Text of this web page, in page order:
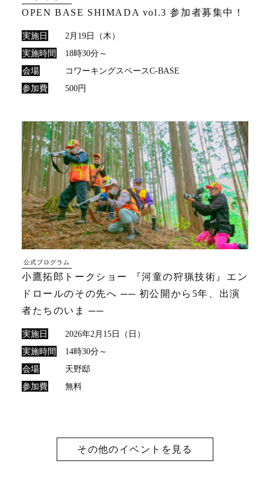
OPEN BASE SHIMADA vol.3 参加者募集中！
実施日
2月19日（木）
実施時間
18時30分～
会場
コワーキングスペースC-BASE
参加費
500円
公式プログラム
小鷹拓郎トークショー 『河童の狩猟技術』エン
ドロールのその先へ ── 初公開から5年、出演
者たちのいま ──
実施日
2026年2月15日（日）
実施時間
14時30分～
会場
天野邸
参加費
無料
その他のイベントを見る